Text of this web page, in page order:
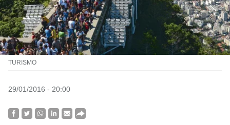
TURISMO
29/01/2016 - 20:00